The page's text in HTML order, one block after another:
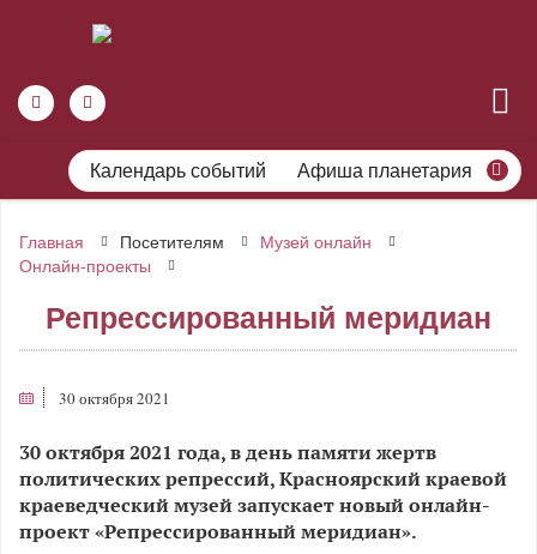
Календарь событий Афиша планетария
Главная Посетителям
Музей онлайн
Онлайн-проекты
Репрессированный меридиан
30 октября 2021
30 октября 2021 года, в день памяти жертв
политических репрессий, Красноярский краевой
краеведческий музей запускает новый онлайн-
проект «Репрессированный меридиан».